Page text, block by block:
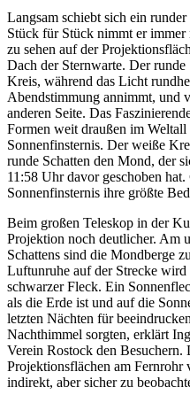
Langsam schiebt sich ein
Stück für Stück nimmt er
zu sehen auf der
Dach der Sternwarte. Der
Kreis, während das Licht
Abendstimmung annimmt, und
anderen Seite. Das
Formen weit draußen im
Sonnenfinsternis. Der weiße
runde Schatten den Mond, der
11:58 Uhr davor geschoben
Sonnenfinsternis ihre größte
Beim großen Teleskop in der
Projektion noch deutlicher. Am
Schattens sind die Mondberge
Luftunruhe auf der Strecke
schwarzer Fleck. Ein
als die Erde ist und auf die
letzten Nächten für
Nachthimmel sorgten, erklärt
Verein Rostock den Besuchern.
Projektionsflächen am Fernrohr
indirekt, aber sicher zu